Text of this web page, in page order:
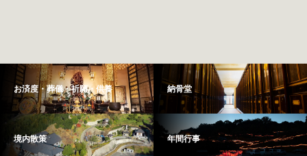
お済度・葬儀・祈願・供養 納骨堂
境内散策 年間行事